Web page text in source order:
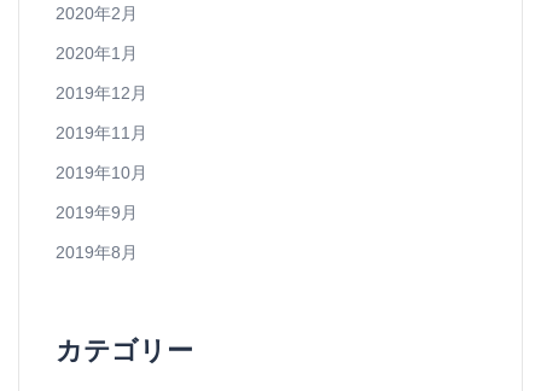
2020年2月
2020年1月
2019年12月
2019年11月
2019年10月
2019年9月
2019年8月
カテゴリー